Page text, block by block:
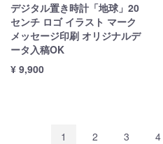
デジタル置き時計「地球」20
センチ ロゴ イラスト マーク
メッセージ印刷 オリジナルデ
ータ入稿OK
¥ 9,900
1 2 3 4